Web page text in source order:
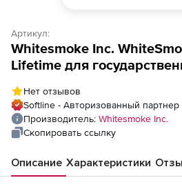
Артикул:
Whitesmoke Inc.
Lifetime для
Нет отзывов
Softline - Авторизованный партнер
Производитель: Whitesmoke Inc.
Скопировать ссылку
Описание Характеристики